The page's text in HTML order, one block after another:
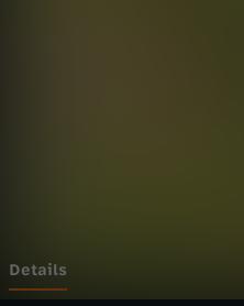
n
Details